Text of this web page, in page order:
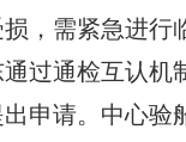
，需紧急进行
过通检互认机
申请。中心验